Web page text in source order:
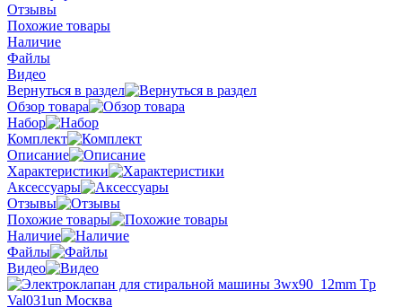
Отзывы
Похожие товары
Наличие
Файлы
Видео
Вернуться в раздел
Обзор товара
Набор
Комплект
Описание
Характеристики
Аксессуары
Отзывы
Похожие товары
Наличие
Файлы
Видео